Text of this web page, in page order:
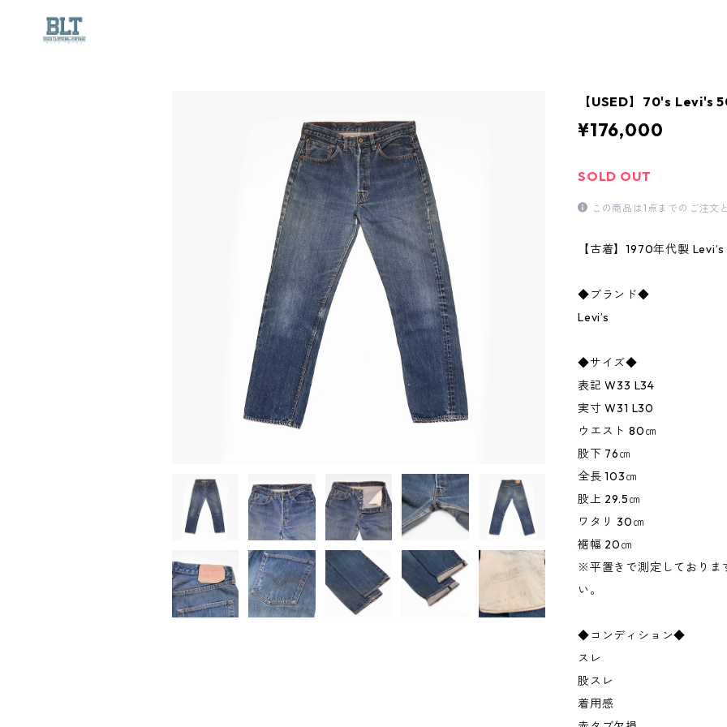
【USED】70's Levi's
¥176,000
SOLD OUT
この商品は1点までのご注文
【古着】1970年代製
◆ブランド◆
Levi’s
◆サイズ◆
表記 W33 L34
実寸 W31 L30
ウエスト 80㎝
股下 76㎝
全長 103㎝
股上 29.5㎝
ワタリ 30㎝
裾幅 20㎝
※平置きで測定しておりま
い。
◆コンディション◆
スレ
股スレ
着用感